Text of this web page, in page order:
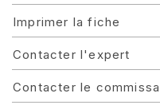
Imprimer la fiche
Contacter l'expert
Contacter le